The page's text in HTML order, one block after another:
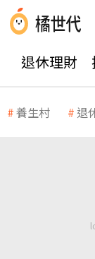
退休理財
養生村 退